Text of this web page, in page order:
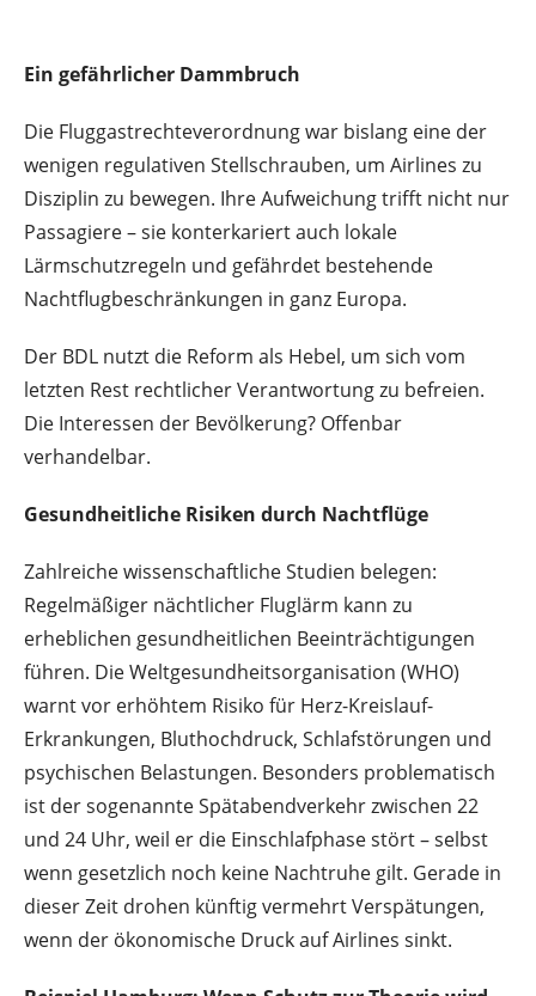
Ein gefährlicher Dammbruch
Die Fluggastrechteverordnung war bislang eine der
wenigen regulativen Stellschrauben, um Airlines zu
Disziplin zu bewegen. Ihre Aufweichung trifft nicht nur
Passagiere – sie konterkariert auch lokale
Lärmschutzregeln und gefährdet bestehende
Nachtflugbeschränkungen in ganz Europa.
Der BDL nutzt die Reform als Hebel, um sich vom
letzten Rest rechtlicher Verantwortung zu befreien.
Die Interessen der Bevölkerung? Offenbar
verhandelbar.
Gesundheitliche Risiken durch Nachtflüge
Zahlreiche wissenschaftliche Studien belegen:
Regelmäßiger nächtlicher Fluglärm kann zu
erheblichen gesundheitlichen Beeinträchtigungen
führen. Die Weltgesundheitsorganisation (WHO)
warnt vor erhöhtem Risiko für Herz-Kreislauf-
Erkrankungen, Bluthochdruck, Schlafstörungen und
psychischen Belastungen. Besonders problematisch
ist der sogenannte Spätabendverkehr zwischen 22
und 24 Uhr, weil er die Einschlafphase stört – selbst
wenn gesetzlich noch keine Nachtruhe gilt. Gerade in
dieser Zeit drohen künftig vermehrt Verspätungen,
wenn der ökonomische Druck auf Airlines sinkt.